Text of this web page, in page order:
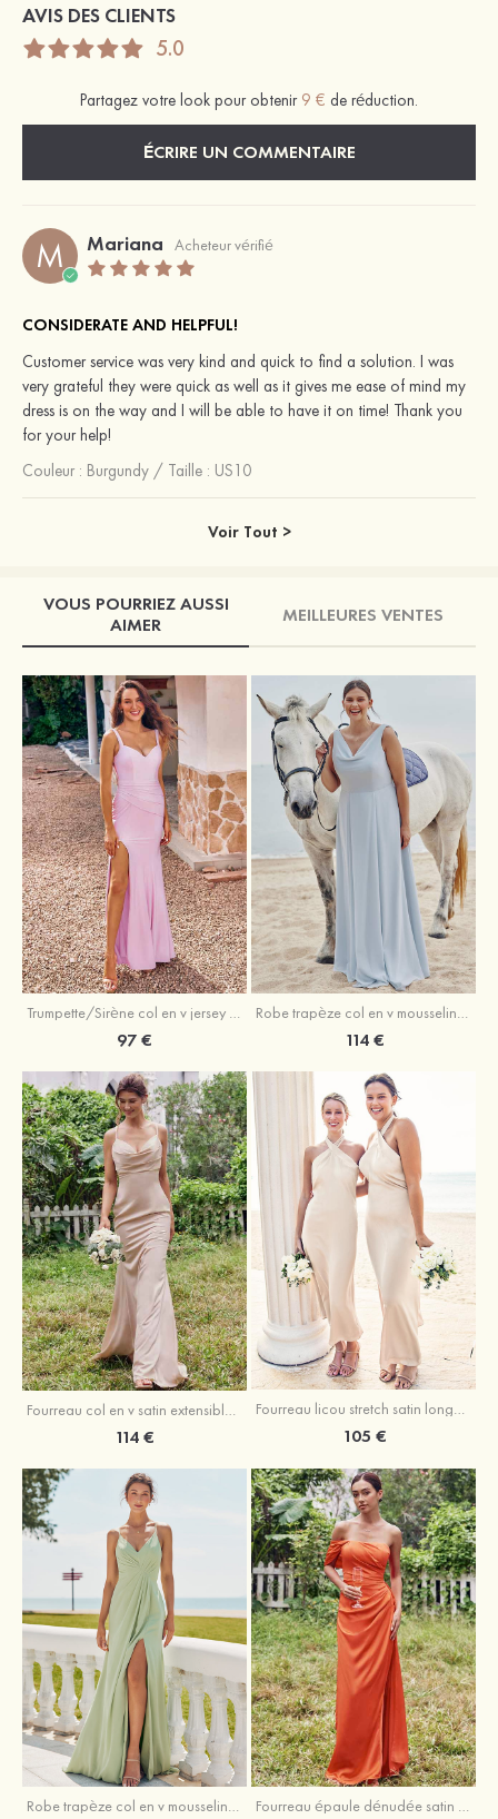
AVIS DES CLIENTS
5.0
Partagez votre look pour obtenir 9 € de réduction.
ÉCRIRE UN COMMENTAIRE
M Mariana Acheteur vérifié
CONSIDERATE AND HELPFUL!
Customer service was very kind and quick to find a solution. I was
very grateful they were quick as well as it gives me ease of mind my
dress is on the way and I will be able to have it on time! Thank you
for your help!
Couleur : Burgundy / Taille : US10
Voir Tout >
VOUS POURRIEZ AUSSI
AIMER
MEILLEURES VENTES
Trumpette/Sirène col en v jersey ras du sol robe de demoiselle d'honneur
97 €
Robe trapèze col en v mousseline ras du sol robe de demoiselle d'honneur
114 €
Fourreau col en v satin extensible ras du sol robe de demoiselle d'honneur
114 €
Fourreau licou stretch satin longueur cheville robe de demoiselle d'honneur
105 €
Robe trapèze col en v mousseline ras du sol robe de demoiselle d'honneur Fourreau épaule dénudée satin extensible ras du sol robe de demoiselle d'honneur